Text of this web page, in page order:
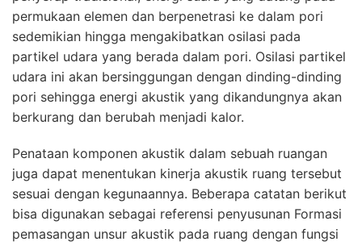
permukaan elemen dan berpenetrasi ke dalam pori
sedemikian hingga mengakibatkan osilasi pada
partikel udara yang berada dalam pori. Osilasi partikel
udara ini akan bersinggungan dengan dinding-dinding
pori sehingga energi akustik yang dikandungnya akan
berkurang dan berubah menjadi kalor.
Penataan komponen akustik dalam sebuah ruangan
juga dapat menentukan kinerja akustik ruang tersebut
sesuai dengan kegunaannya. Beberapa catatan berikut
bisa digunakan sebagai referensi penyusunan Formasi
pemasangan unsur akustik pada ruang dengan fungsi